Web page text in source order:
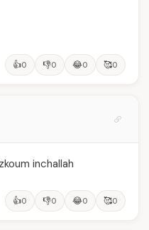
👍0 👎0 😂0 🥰0
inchallah
👍0 👎0 😂0 🥰0